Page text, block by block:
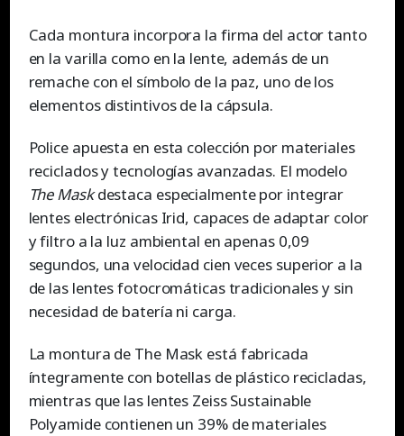
Cada montura incorpora la firma del actor tanto
en la varilla como en la lente, además de un
remache con el símbolo de la paz, uno de los
elementos distintivos de la cápsula.
Police apuesta en esta colección por materiales
reciclados y tecnologías avanzadas. El modelo
The Maskdestaca especialmente por integrar
lentes electrónicas Irid, capaces de adaptar color
y filtro a la luz ambiental en apenas 0,09
segundos, una velocidad cien veces superior a la
de las lentes fotocromáticas tradicionales y sin
necesidad de batería ni carga.
La montura de The Mask está fabricada
íntegramente con botellas de plástico recicladas,
mientras que las lentes Zeiss Sustainable
Polyamide contienen un 39% de materiales